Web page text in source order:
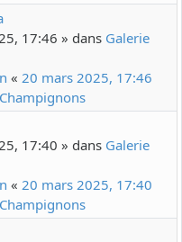
17:46 » dans Galerie
« 20 mars 2025, 17:46
17:40 » dans Galerie
« 20 mars 2025, 17:40